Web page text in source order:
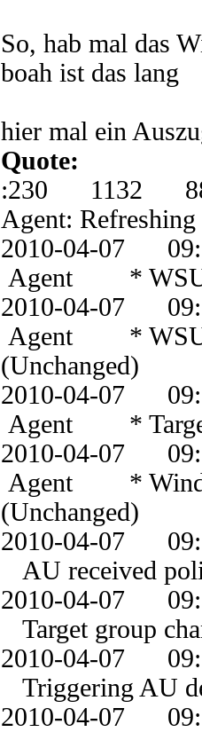
So, hab mal das
boah ist das lang
hier mal ein
Quote:
:230 1132
Agent:
2010-04-07
Agent * WSUS
2010-04-07
Agent * WSUS
(Unchanged)
2010-04-07
Agent * Target
2010-04-07
Agent *
(Unchanged)
2010-04-07
AU received
2010-04-07
Target group
2010-04-07
Triggering AU
2010-04-07